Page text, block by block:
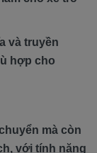
và truyền
hợp cho
mà còn
với tính năng